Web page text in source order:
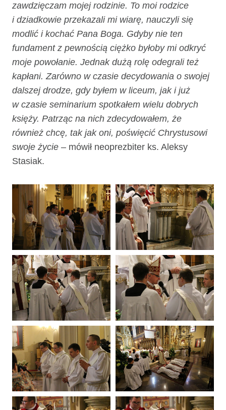
zawdzięczam mojej rodzinie. To moi rodzice
i dziadkowie przekazali mi wiarę, nauczyli się
modlić i kochać Pana Boga. Gdyby nie ten
fundament z pewnością ciężko byłoby mi odkryć
moje powołanie. Jednak dużą rolę odegrali też
kapłani. Zarówno w czasie decydowania o swojej
dalszej drodze, gdy byłem w liceum, jak i już
w czasie seminarium spotkałem wielu dobrych
księży. Patrząc na nich zdecydowałem, że
również chcę, tak jak oni, poświęcić Chrystusowi
swoje życie – mówił neoprezbiter ks. Aleksy
Stasiak.